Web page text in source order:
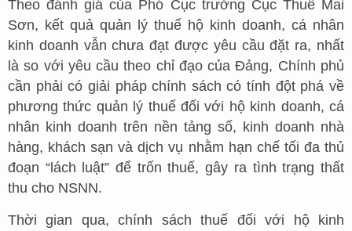
Theo đánh giá của Phó Cục trưởng Cục Thuế Mai
Sơn, kết quả quản lý thuế hộ kinh doanh, cá nhân
kinh doanh vẫn chưa đạt được yêu cầu đặt ra, nhất
là so với yêu cầu theo chỉ đạo của Đảng, Chính phủ
cần phải có giải pháp chính sách có tính đột phá về
phương thức quản lý thuế đối với hộ kinh doanh, cá
nhân kinh doanh trên nền tảng số, kinh doanh nhà
hàng, khách sạn và dịch vụ nhằm hạn chế tối đa thủ
đoạn “lách luật” để trốn thuế, gây ra tình trạng thất
thu cho NSNN.
Thời gian qua, chính sách thuế đối với hộ kinh